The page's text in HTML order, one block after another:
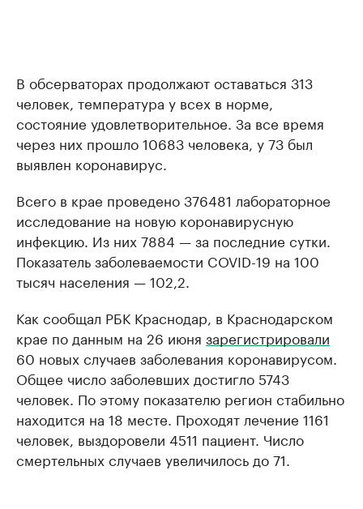
В обсерваторах продолжают оставаться 313
человек, температура у всех в норме,
состояние удовлетворительное. За все время
через них прошло 10683 человека, у 73 был
выявлен коронавирус.
Всего в крае проведено 376481 лабораторное
исследование на новую коронавирусную
инфекцию. Из них 7884 — за последние сутки.
Показатель заболеваемости COVID-19 на 100
тысяч населения — 102,2.
Как сообщал РБК Краснодар, в Краснодарском
крае по данным на 26 июня зарегистрировали
60 новых случаев заболевания коронавирусом.
Общее число заболевших достигло 5743
человек. По этому показателю регион стабильно
находится на 18 месте. Проходят лечение 1161
человек, выздоровели 4511 пациент. Число
смертельных случаев увеличилось до 71.